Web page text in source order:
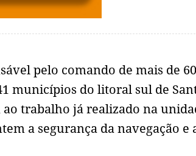
pelo comando de mais de 60
municípios do litoral sul de
trabalho já realizado na
a segurança da navegação e